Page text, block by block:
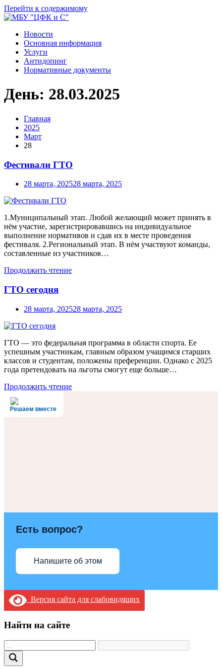
Перейти к содержимому
Новости
Основная информация
Услуги
Антидопинг
Нормативные документы
День: 28.03.2025
Главная
2025
Март
28
Фестивали ГТО
28 марта, 202528 марта, 2025
1.Муниципальный этап. Любой желающий может принять в
нём участие, зарегистрировавшись на индивидуальное
выполнение нормативов и сдав их в месте проведения
фестиваля. 2.Региональный этап. В нём участвуют команды,
составленные из участников…
Продолжить чтение
ГТО сегодня
28 марта, 202528 марта, 2025
ГТО — это федеральная программа в области спорта. Ее
успешным участникам, главным образом учащимся старших
классов и студентам, положены преференции. Однако с 2025
года претендовать на льготы смогут еще больше…
Продолжить чтение
Решаем вместе
Есть вопрос?
Напишите об этом
Версия сайта для слабовидящих
Найти на сайте